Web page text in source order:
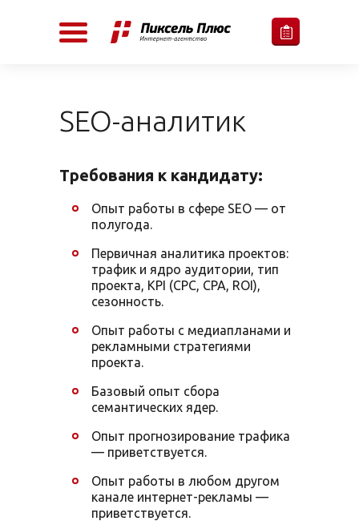
SEO-аналитик
Требования к кандидату:
Опыт работы в сфере SEO — от
полугода.
Первичная аналитика проектов:
трафик и ядро аудитории, тип
проекта, KPI (CPC, CPA, ROI),
сезонность.
Опыт работы с медиапланами и
рекламными стратегиями
проекта.
Базовый опыт сбора
семантических ядер.
Опыт прогнозирование трафика
— приветствуется.
Опыт работы в любом другом
канале интернет-рекламы —
приветствуется.